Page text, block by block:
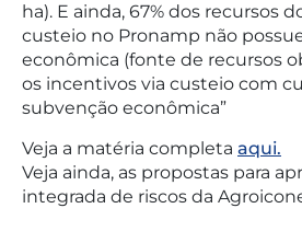
ha). E ainda, 67% dos recursos
custeio no Pronamp não
econômica (fonte de recursos
os incentivos via custeio com
subvenção econômica”
Veja a matéria completa aqui.
Veja ainda, as propostas para
integrada de riscos da